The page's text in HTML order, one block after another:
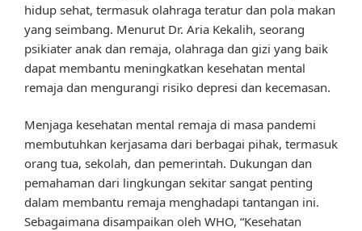
hidup sehat, termasuk olahraga teratur dan pola makan
yang seimbang. Menurut Dr. Aria Kekalih, seorang
psikiater anak dan remaja, olahraga dan gizi yang baik
dapat membantu meningkatkan kesehatan mental
remaja dan mengurangi risiko depresi dan kecemasan.
Menjaga kesehatan mental remaja di masa pandemi
membutuhkan kerjasama dari berbagai pihak, termasuk
orang tua, sekolah, dan pemerintah. Dukungan dan
pemahaman dari lingkungan sekitar sangat penting
dalam membantu remaja menghadapi tantangan ini.
Sebagaimana disampaikan oleh WHO, “Kesehatan